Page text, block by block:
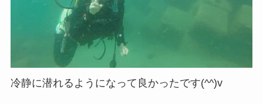
冷静に潜れるようになって良かったです(^^)v